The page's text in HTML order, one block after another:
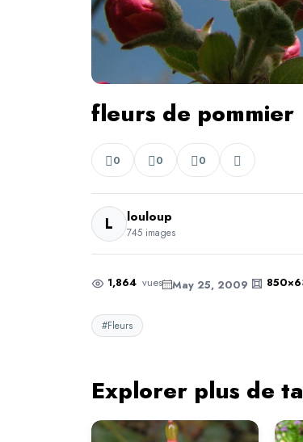
fleurs de pommier
0 0 0
L louloup
745 images
1,864 vues May 25, 2009
#Fleurs
Explorer plus de